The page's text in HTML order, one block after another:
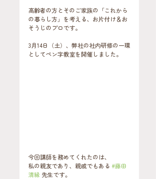
高齢者の方とそのご家族の「これから
の暮らし方」を考える、お片付け＆お
そうじのプロです。
3月14日（土）、弊社の社内研修の一環
としてペン字教室を開催しました。
今回講師を務めてくれたのは、
私の親友であり、親戚でもある #藤田
清縁 先生です。